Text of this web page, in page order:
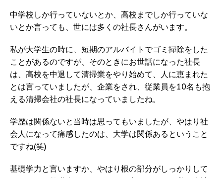
中学校しか行っていないとか、高校までしか行っていな
いとか言っても、世には多くの社長さんがいます。
私が大学生の時に、短期のアルバイトでゴミ掃除をした
ことがあるのですが、そのときにお世話になった社長
は、高校を中退して清掃業をやり始めて、人に恵まれた
とは言っていましたが、企業をされ、従業員を10名も抱
える清掃会社の社長になっていましたね。
学歴は関係ないと当時は思ってもいましたが、やはり社
会人になって痛感したのは、大学は関係あるということ
ですね(笑)
基礎学力と言いますか、やはり根の部分がしっかりして